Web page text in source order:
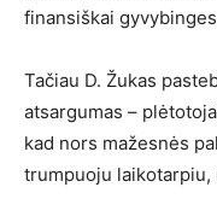
finansiškai
Tačiau D. Žukas
atsargumas –
kad nors mažesnės
trumpuoju laikotarpiu,